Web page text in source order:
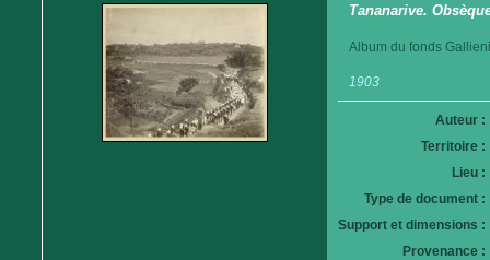
Tananarive.
Album du fonds
1903
Auteur :
Territoire :
Lieu :
Type de document :
Support et dimensions :
Provenance :